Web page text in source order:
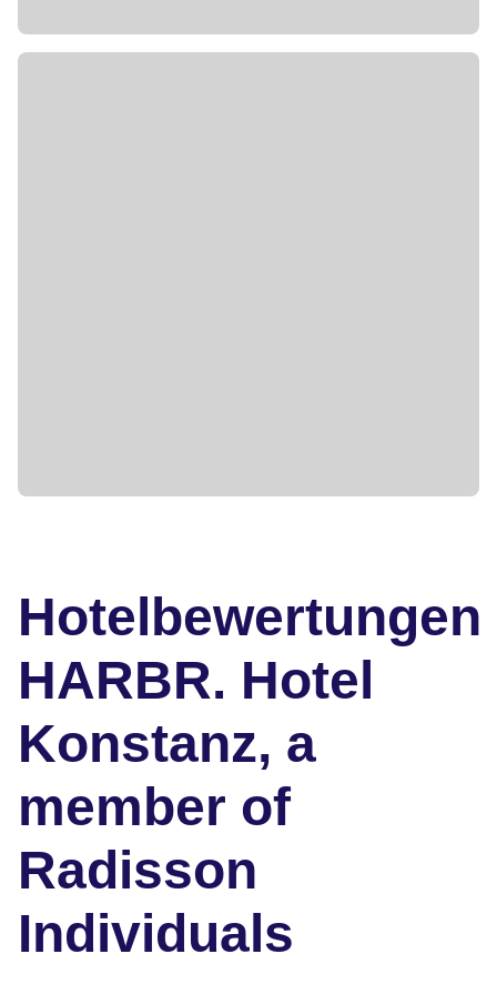
Hotelbewertungen
HARBR. Hotel
Konstanz, a
member of
Radisson
Individuals